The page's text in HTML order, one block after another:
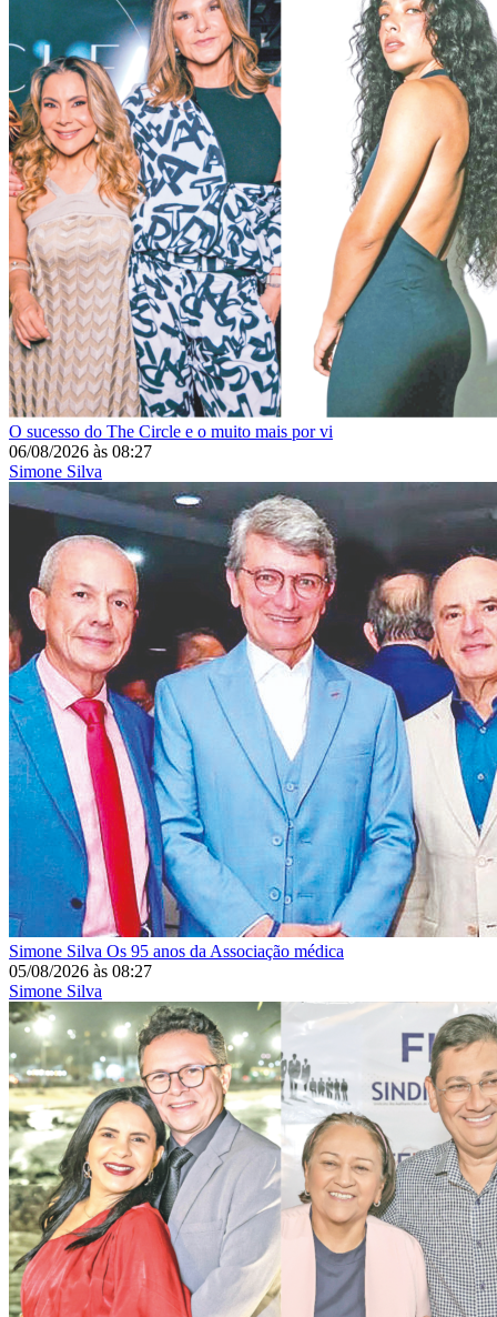
O sucesso do The Circle e o muito mais por vi
06/08/2026 às 08:27
Simone Silva
Simone Silva Os 95 anos da Associação médica
05/08/2026 às 08:27
Simone Silva